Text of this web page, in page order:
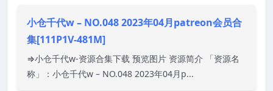
小仓千代w – NO.048 2023年04月patreon会员合
集[111P1V-481M]
⇒小仓千代w-资源合集下载 预览图片 资源简介 「资源名
称」：小仓千代w – NO.048 2023年04月p...